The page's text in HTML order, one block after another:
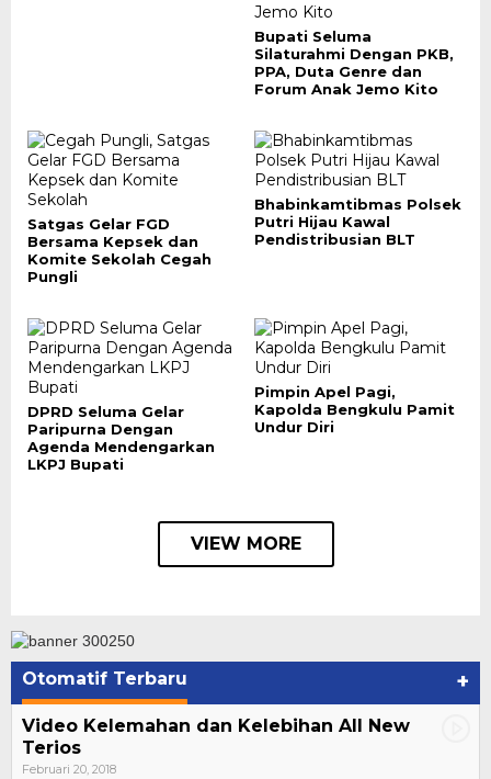
Bupati Seluma
Silaturahmi Dengan PKB,
PPA, Duta Genre dan
Forum Anak Jemo Kito
Satgas Gelar FGD
Bersama Kepsek dan
Komite Sekolah Cegah
Pungli
Bhabinkamtibmas Polsek
Putri Hijau Kawal
Pendistribusian BLT
DPRD Seluma Gelar
Paripurna Dengan
Agenda Mendengarkan
LKPJ Bupati
Pimpin Apel Pagi,
Kapolda Bengkulu Pamit
Undur Diri
VIEW MORE
Otomatif Terbaru +
Video Kelemahan dan Kelebihan All New
Terios
Februari 20, 2018